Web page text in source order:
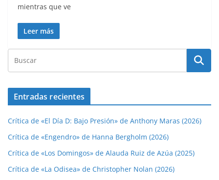
mientras que ve
Leer más
Entradas recientes
Crítica de «El Día D: Bajo Presión» de Anthony Maras (2026)
Crítica de «Engendro» de Hanna Bergholm (2026)
Crítica de «Los Domingos» de Alauda Ruiz de Azúa (2025)
Crítica de «La Odisea» de Christopher Nolan (2026)